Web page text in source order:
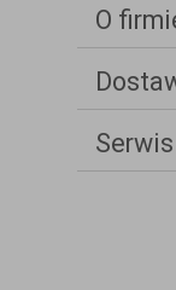
O
Serwis